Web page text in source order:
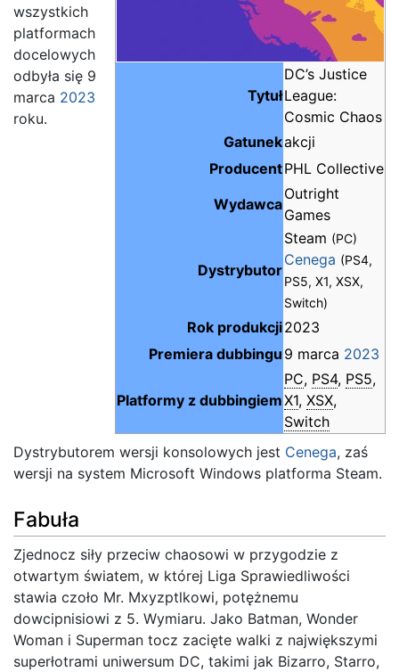
Tytuł
DC’s Justice
League:
Cosmic Chaos
Gatunekakcji
ProducentPHL Collective
Wydawca
Outright
Games
Dystrybutor
Steam (PC)
Cenega (PS4,
PS5, X1, XSX,
Switch)
Rok produkcji2023
Premiera dubbingu 9 marca 2023
Platformy z dubbingiem
PC, PS4, PS5,
X1, XSX,
Switch
wszystkich
platformach
docelowych
odbyła się 9
marca 2023
roku.
Dystrybutorem wersji konsolowych jest Cenega, zaś
wersji na system Microsoft Windows platforma Steam.
Fabuła
Zjednocz siły przeciw chaosowi w przygodzie z
otwartym światem, w której Liga Sprawiedliwości
stawia czoło Mr. Mxyzptlkowi, potężnemu
dowcipnisiowi z 5. Wymiaru. Jako Batman, Wonder
Woman i Superman tocz zacięte walki z największymi
superłotrami uniwersum DC, takimi jak Bizarro, Starro,